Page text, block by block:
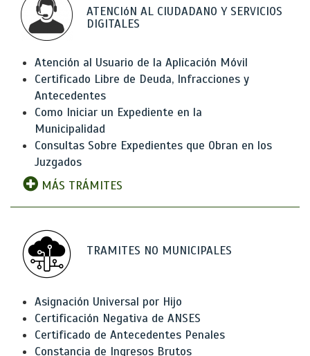
ATENCIóN AL CIUDADANO Y SERVICIOS
DIGITALES
Atención al Usuario de la Aplicación Móvil
Certificado Libre de Deuda, Infracciones y
Antecedentes
Como Iniciar un Expediente en la
Municipalidad
Consultas Sobre Expedientes que Obran en los
Juzgados
MÁS TRÁMITES
TRAMITES NO MUNICIPALES
Asignación Universal por Hijo
Certificación Negativa de ANSES
Certificado de Antecedentes Penales
Constancia de Ingresos Brutos